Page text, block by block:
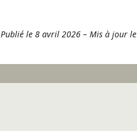
Publié le 8 avril 2026 – Mis à jour